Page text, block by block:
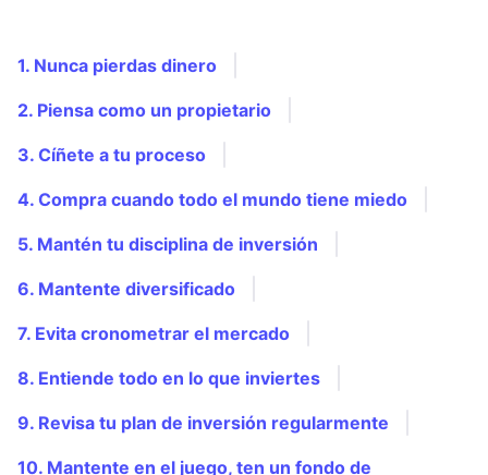
1. Nunca pierdas dinero
2. Piensa como un propietario
3. Cíñete a tu proceso
4. Compra cuando todo el mundo tiene miedo
5. Mantén tu disciplina de inversión
6. Mantente diversificado
7. Evita cronometrar el mercado
8. Entiende todo en lo que inviertes
9. Revisa tu plan de inversión regularmente
10. Mantente en el juego, ten un fondo de